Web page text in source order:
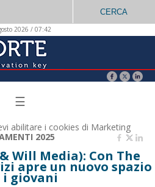
CERCA
2026 / 07:42
☰
abilitare i cookies di Marketing
2025
Will Media): Con The
apre un nuovo spazio
i giovani